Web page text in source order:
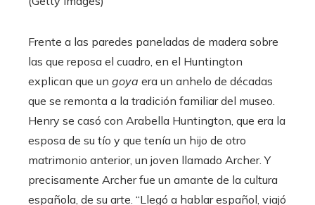
Frente a las paredes paneladas de madera sobre
las que reposa el cuadro, en el Huntington
explican que un goya era un anhelo de décadas
que se remonta a la tradición familiar del museo.
Henry se casó con Arabella Huntington, que era la
esposa de su tío y que tenía un hijo de otro
matrimonio anterior, un joven llamado Archer. Y
precisamente Archer fue un amante de la cultura
española, de su arte. “Llegó a hablar español, viajó